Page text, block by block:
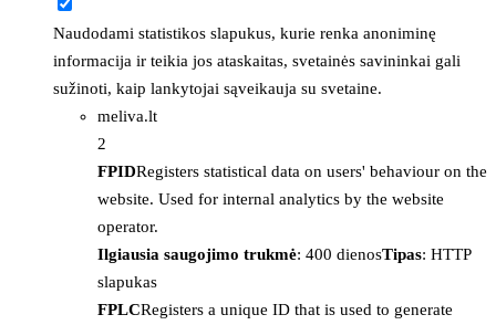
Naudodami statistikos slapukus, kurie renka anoniminę
informacija ir teikia jos ataskaitas, svetainės savininkai gali
sužinoti, kaip lankytojai sąveikauja su svetaine.
meliva.lt
2
FPIDRegisters statistical data on users' behaviour on the
website. Used for internal analytics by the website
operator.
Ilgiausia saugojimo trukmė: 400 dienosTipas: HTTP
slapukas
FPLCRegisters a unique ID that is used to generate